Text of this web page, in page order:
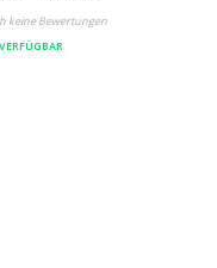
keine Bewertungen
VERFÜGBAR